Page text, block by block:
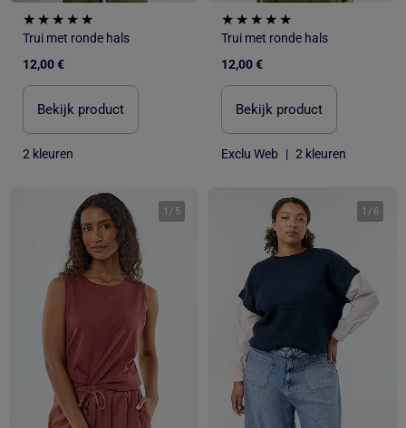
Trui met ronde hals
12,00 €
Bekijk product
2 kleuren
Trui met ronde hals
12,00 €
Bekijk product
Exclu Web | 2 kleuren
1 / 5 1 / 6